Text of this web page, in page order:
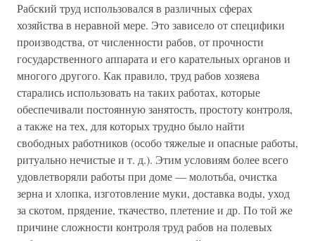
Рабский труд использовался в различных сферах
хозяйства в неравной мере. Это зависело от специфики
производства, от численности рабов, от прочности
государственного аппарата и его карательных органов и
многого другого. Как правило, труд рабов хозяева
старались использовать на таких работах, которые
обеспечивали постоянную занятость, простоту контроля,
а также на тех, для которых трудно было найти
свободных работников (особо тяжелые и опасные работы,
ритуально нечистые и т. д.). Этим условиям более всего
удовлетворяли работы при доме — молотьба, очистка
зерна и хлопка, изготовление муки, доставка воды, уход
за скотом, прядение, ткачество, плетение и др. По той же
причине сложности контроля труд рабов на полевых